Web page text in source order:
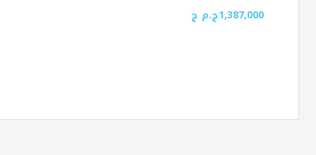
1,387,000ج.م ج